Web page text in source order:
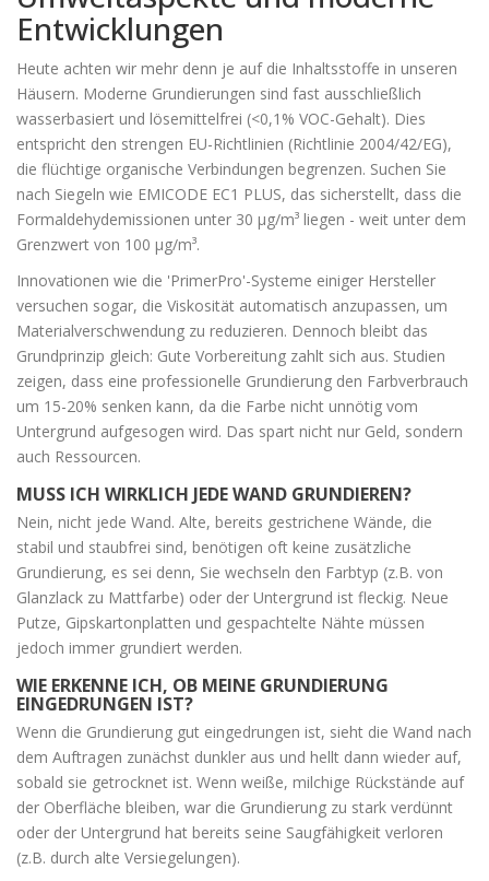
Entwicklungen
Heute achten wir mehr denn je auf die Inhaltsstoffe in unseren
Häusern. Moderne Grundierungen sind fast ausschließlich
wasserbasiert und lösemittelfrei (<0,1% VOC-Gehalt). Dies
entspricht den strengen EU-Richtlinien (Richtlinie 2004/42/EG),
die flüchtige organische Verbindungen begrenzen. Suchen Sie
nach Siegeln wie EMICODE EC1 PLUS, das sicherstellt, dass die
Formaldehydemissionen unter 30 µg/m³ liegen - weit unter dem
Grenzwert von 100 µg/m³.
Innovationen wie die 'PrimerPro'-Systeme einiger Hersteller
versuchen sogar, die Viskosität automatisch anzupassen, um
Materialverschwendung zu reduzieren. Dennoch bleibt das
Grundprinzip gleich: Gute Vorbereitung zahlt sich aus. Studien
zeigen, dass eine professionelle Grundierung den Farbverbrauch
um 15-20% senken kann, da die Farbe nicht unnötig vom
Untergrund aufgesogen wird. Das spart nicht nur Geld, sondern
auch Ressourcen.
MUSS ICH WIRKLICH JEDE WAND GRUNDIEREN?
Nein, nicht jede Wand. Alte, bereits gestrichene Wände, die
stabil und staubfrei sind, benötigen oft keine zusätzliche
Grundierung, es sei denn, Sie wechseln den Farbtyp (z.B. von
Glanzlack zu Mattfarbe) oder der Untergrund ist fleckig. Neue
Putze, Gipskartonplatten und gespachtelte Nähte müssen
jedoch immer grundiert werden.
WIE ERKENNE ICH, OB MEINE GRUNDIERUNG
EINGEDRUNGEN IST?
Wenn die Grundierung gut eingedrungen ist, sieht die Wand nach
dem Auftragen zunächst dunkler aus und hellt dann wieder auf,
sobald sie getrocknet ist. Wenn weiße, milchige Rückstände auf
der Oberfläche bleiben, war die Grundierung zu stark verdünnt
oder der Untergrund hat bereits seine Saugfähigkeit verloren
(z.B. durch alte Versiegelungen).